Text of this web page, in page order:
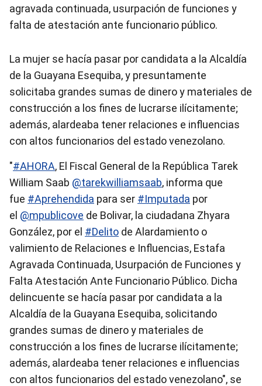
agravada continuada, usurpación de funciones y
falta de atestación ante funcionario público.
La mujer se hacía pasar por candidata a la Alcaldía
de la Guayana Esequiba, y presuntamente
solicitaba grandes sumas de dinero y materiales de
construcción a los fines de lucrarse ilícitamente;
además, alardeaba tener relaciones e influencias
con altos funcionarios del estado venezolano.
"#AHORA, El Fiscal General de la República Tarek
William Saab @tarekwilliamsaab, informa que
fue #Aprehendida para ser #Imputada por
el @mpublicove de Bolivar, la ciudadana Zhyara
González, por el #Delito de Alardamiento o
valimiento de Relaciones e Influencias, Estafa
Agravada Continuada, Usurpación de Funciones y
Falta Atestación Ante Funcionario Público. Dicha
delincuente se hacía pasar por candidata a la
Alcaldía de la Guayana Esequiba, solicitando
grandes sumas de dinero y materiales de
construcción a los fines de lucrarse ilícitamente;
además, alardeaba tener relaciones e influencias
con altos funcionarios del estado venezolano", se